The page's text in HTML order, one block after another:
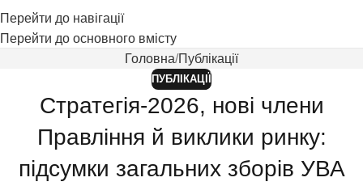
Перейти до навігації
Перейти до основного вмісту
Головна Публікації
ПУБЛІКАЦІЇ
Стратегія-2026, нові члени
Правління й виклики ринку:
підсумки загальних зборів УВА